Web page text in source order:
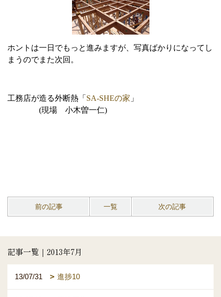
ホントは一日でもっと進みますが、写真ばかりになってし
まうのでまた次回。
工務店が造る外断熱「 SA-SHEの家 」
(現場 小木曽一仁)
前の記事 一覧 次の記事
記事一覧｜2013年7月
13/07/31 進捗10